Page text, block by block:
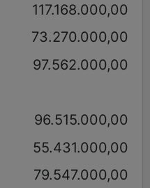
117.168.000,00
73.270.000,00
97.562.000,00
96.515.000,00
55.431.000,00
79.547.000,00